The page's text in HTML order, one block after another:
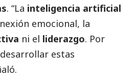
. “La inteligencia artificial
emocional, la
ni el liderazgo. Por
estas